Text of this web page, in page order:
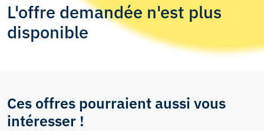
L'offre demandée n'est plus
disponible
Ces offres pourraient aussi vous
intéresser !